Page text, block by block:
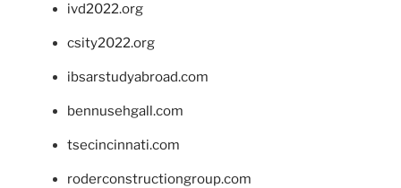
ivd2022.org
csity2022.org
ibsarstudyabroad.com
bennusehgall.com
tsecincinnati.com
roderconstructiongroup.com